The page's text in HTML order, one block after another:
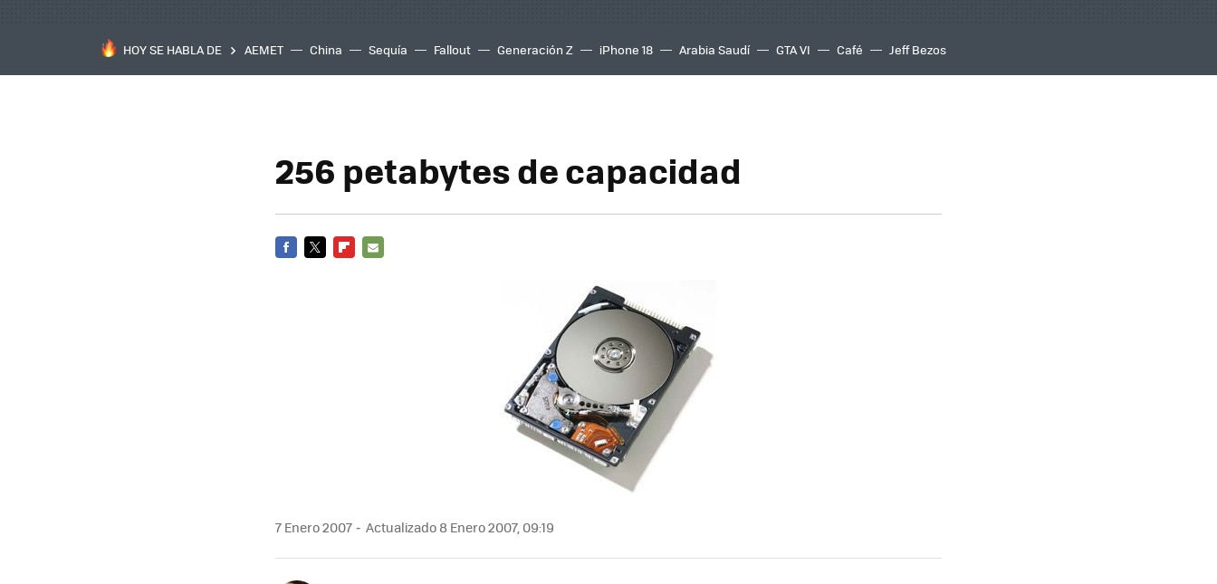
HOY SE HABLA DE AEMET China Sequía Fallout Generación Z iPhone 18 Arabia Saudí GTA VI Café Jeff Bezos
256 petabytes de capacidad
7 Enero 2007 Actualizado 8 Enero 2007, 09:19